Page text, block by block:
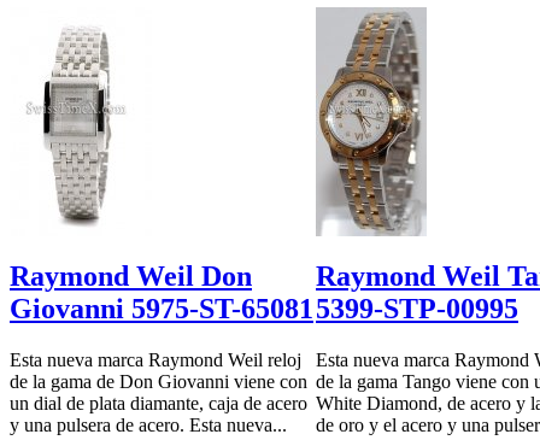
Raymond Weil Don
Giovanni 5975-ST-65081
Esta nueva marca Raymond Weil reloj
de la gama de Don Giovanni viene con
un dial de plata diamante, caja de acero
y una pulsera de acero. Esta nueva...
Raymond Weil
5399-STP-00995
Esta nueva marca Raymond
de la gama Tango viene con
White Diamond, de acero y
de oro y el acero y una